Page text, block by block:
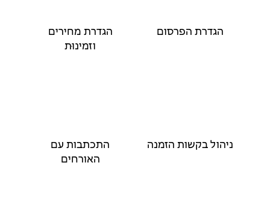
הגדרת הפרסום
הגדרת מחירים
וזמינוּת
ניהול בקשות הזמנה
התכתבות עם
האורחים